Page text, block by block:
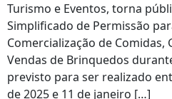
Turismo e Eventos, torna
Simplificado de Permissão
Comercialização de Comidas,
Vendas de Brinquedos
previsto para ser realizado
de 2025 e 11 de janeiro […]